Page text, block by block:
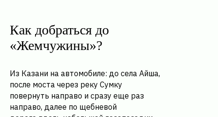
Как добраться до
«Жемчужины»?
Из Казани на автомобиле: до села Айша,
после моста через реку Сумку
повернуть направо и сразу еще раз
направо, далее по щебневой